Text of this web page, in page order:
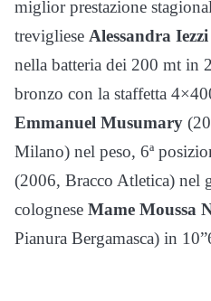
miglior prestazione
trevigliese Alessandra Iezzi
nella batteria dei 200 mt in
bronzo con la staffetta
Emmanuel Musumary
Milano) nel peso, 6ª
(2006, Bracco Atletica) nel
colognese Mame Moussa
Pianura Bergamasca) in